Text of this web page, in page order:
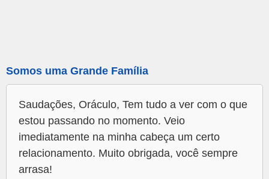
Somos uma Grande Família
Saudações, Oráculo, Tem tudo a ver com o que
estou passando no momento. Veio
imediatamente na minha cabeça um certo
relacionamento. Muito obrigada, você sempre
arrasa!